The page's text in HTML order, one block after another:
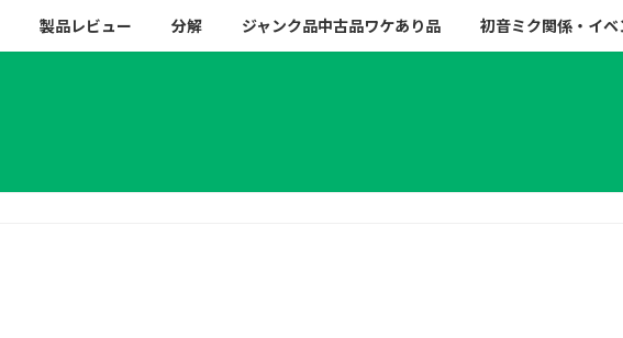
製品レビュー 分解 ジャンク品中古品ワケあり品 初音ミク関係・イベ